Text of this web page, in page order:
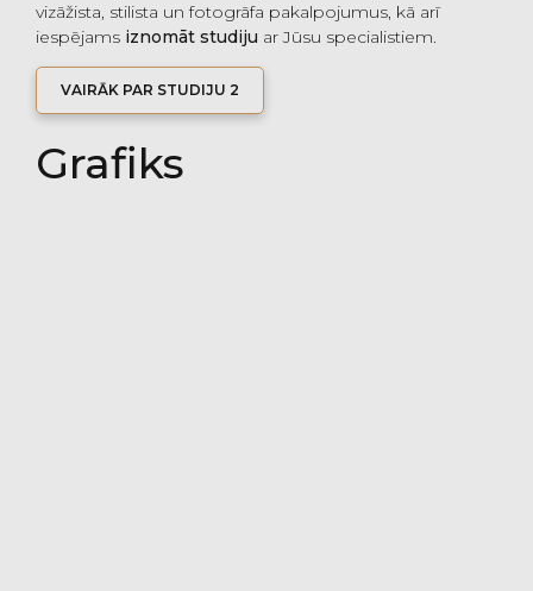
vizāžista, stilista un fotogrāfa pakalpojumus, kā arī
iespējams iznomāt studiju ar Jūsu specialistiem.
VAIRĀK PAR STUDIJU 2
Grafiks